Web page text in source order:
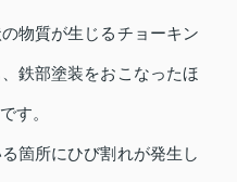
物質が生じるチョーキン
鉄部塗装をおこなったほ
す。
箇所にひび割れが発生し